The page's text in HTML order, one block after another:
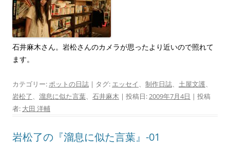
石井麻木さん。岩松さんのカメラが思ったより近いので照れて
ます。
カテゴリー:ポットの日誌 | タグ: エッセイ、 制作日誌、 土屋文護、
岩松了、 溜息に似た言葉、 石井麻木 | 投稿日:2009年7月4日 | 投稿
者: 大田 洋輔
岩松了の『溜息に似た言葉』-01